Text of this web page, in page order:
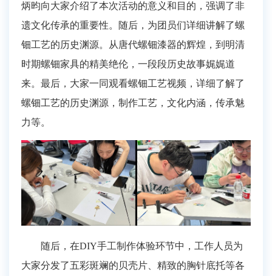
炳昀向大家介绍了本次活动的意义和目的，强调了非
遗文化传承的重要性。随后，为团员们详细讲解了螺
钿工艺的历史渊源。从唐代螺钿漆器的辉煌，到明清
时期螺钿家具的精美绝伦，一段段历史故事娓娓道
来。最后， 大家一同观看螺钿工艺视频 ， 详细了解了
螺钿工艺的历史渊源，制作工艺，文化内涵，传承魅
力等。
随后， 在DIY手工制作体验环节中， 工作人员为
大家分发了五彩斑斓的贝壳片、精致的胸针底托等各